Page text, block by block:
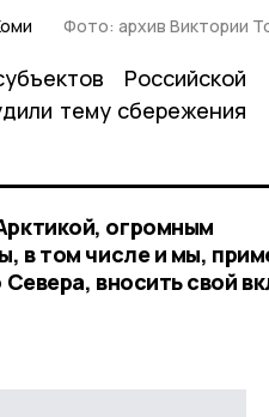
Фото: архив Виктории
Российской
тему сбережения
огромным
в том числе и мы,
вносить свой